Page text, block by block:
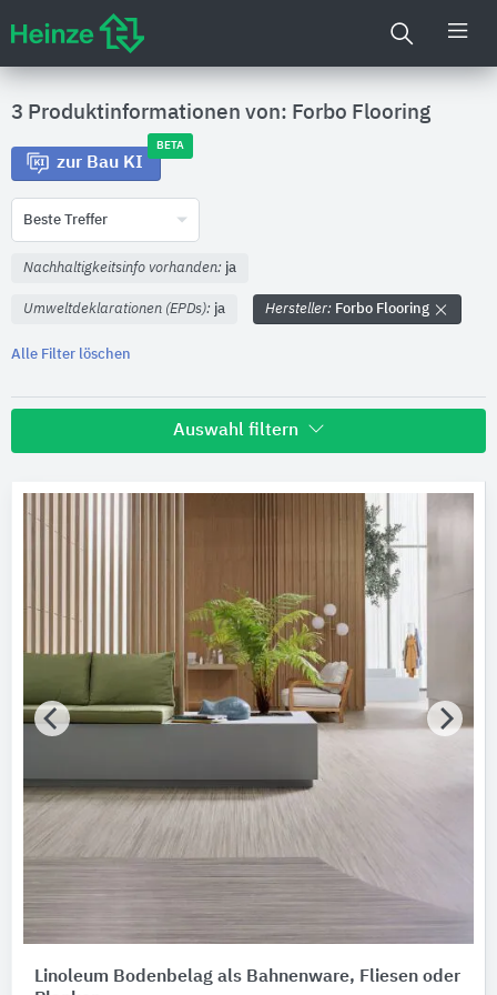
3 Produktinformationen von: Forbo Flooring
zur Bau KI
BETA
Beste Treffer
Nachhaltigkeitsinfo vorhanden: ja
Umweltdeklarationen (EPDs): ja Hersteller: Forbo Flooring
Alle Filter löschen
Auswahl filtern
Forbo Flooring
Bitte auswählen
Nachhaltigkeit
Nachhaltigkeitsinfo vorhanden
Merkmale / Eigenschaften
Bitte auswählen
Zertifizierungen
Bitte auswählen
Linoleum Bodenbelag als Bahnenware, Fliesen oder